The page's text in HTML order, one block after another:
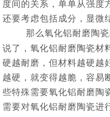
度间的关系，单单从强度
还要考虑包括成分，显微
那么氧化铝耐磨陶
说了，氧化铝耐磨陶瓷材
硬越耐磨，但材料越硬越
越硬，就变得越脆，容易
些特殊需要氧化铝耐磨陶
需要对氧化铝耐磨陶瓷进